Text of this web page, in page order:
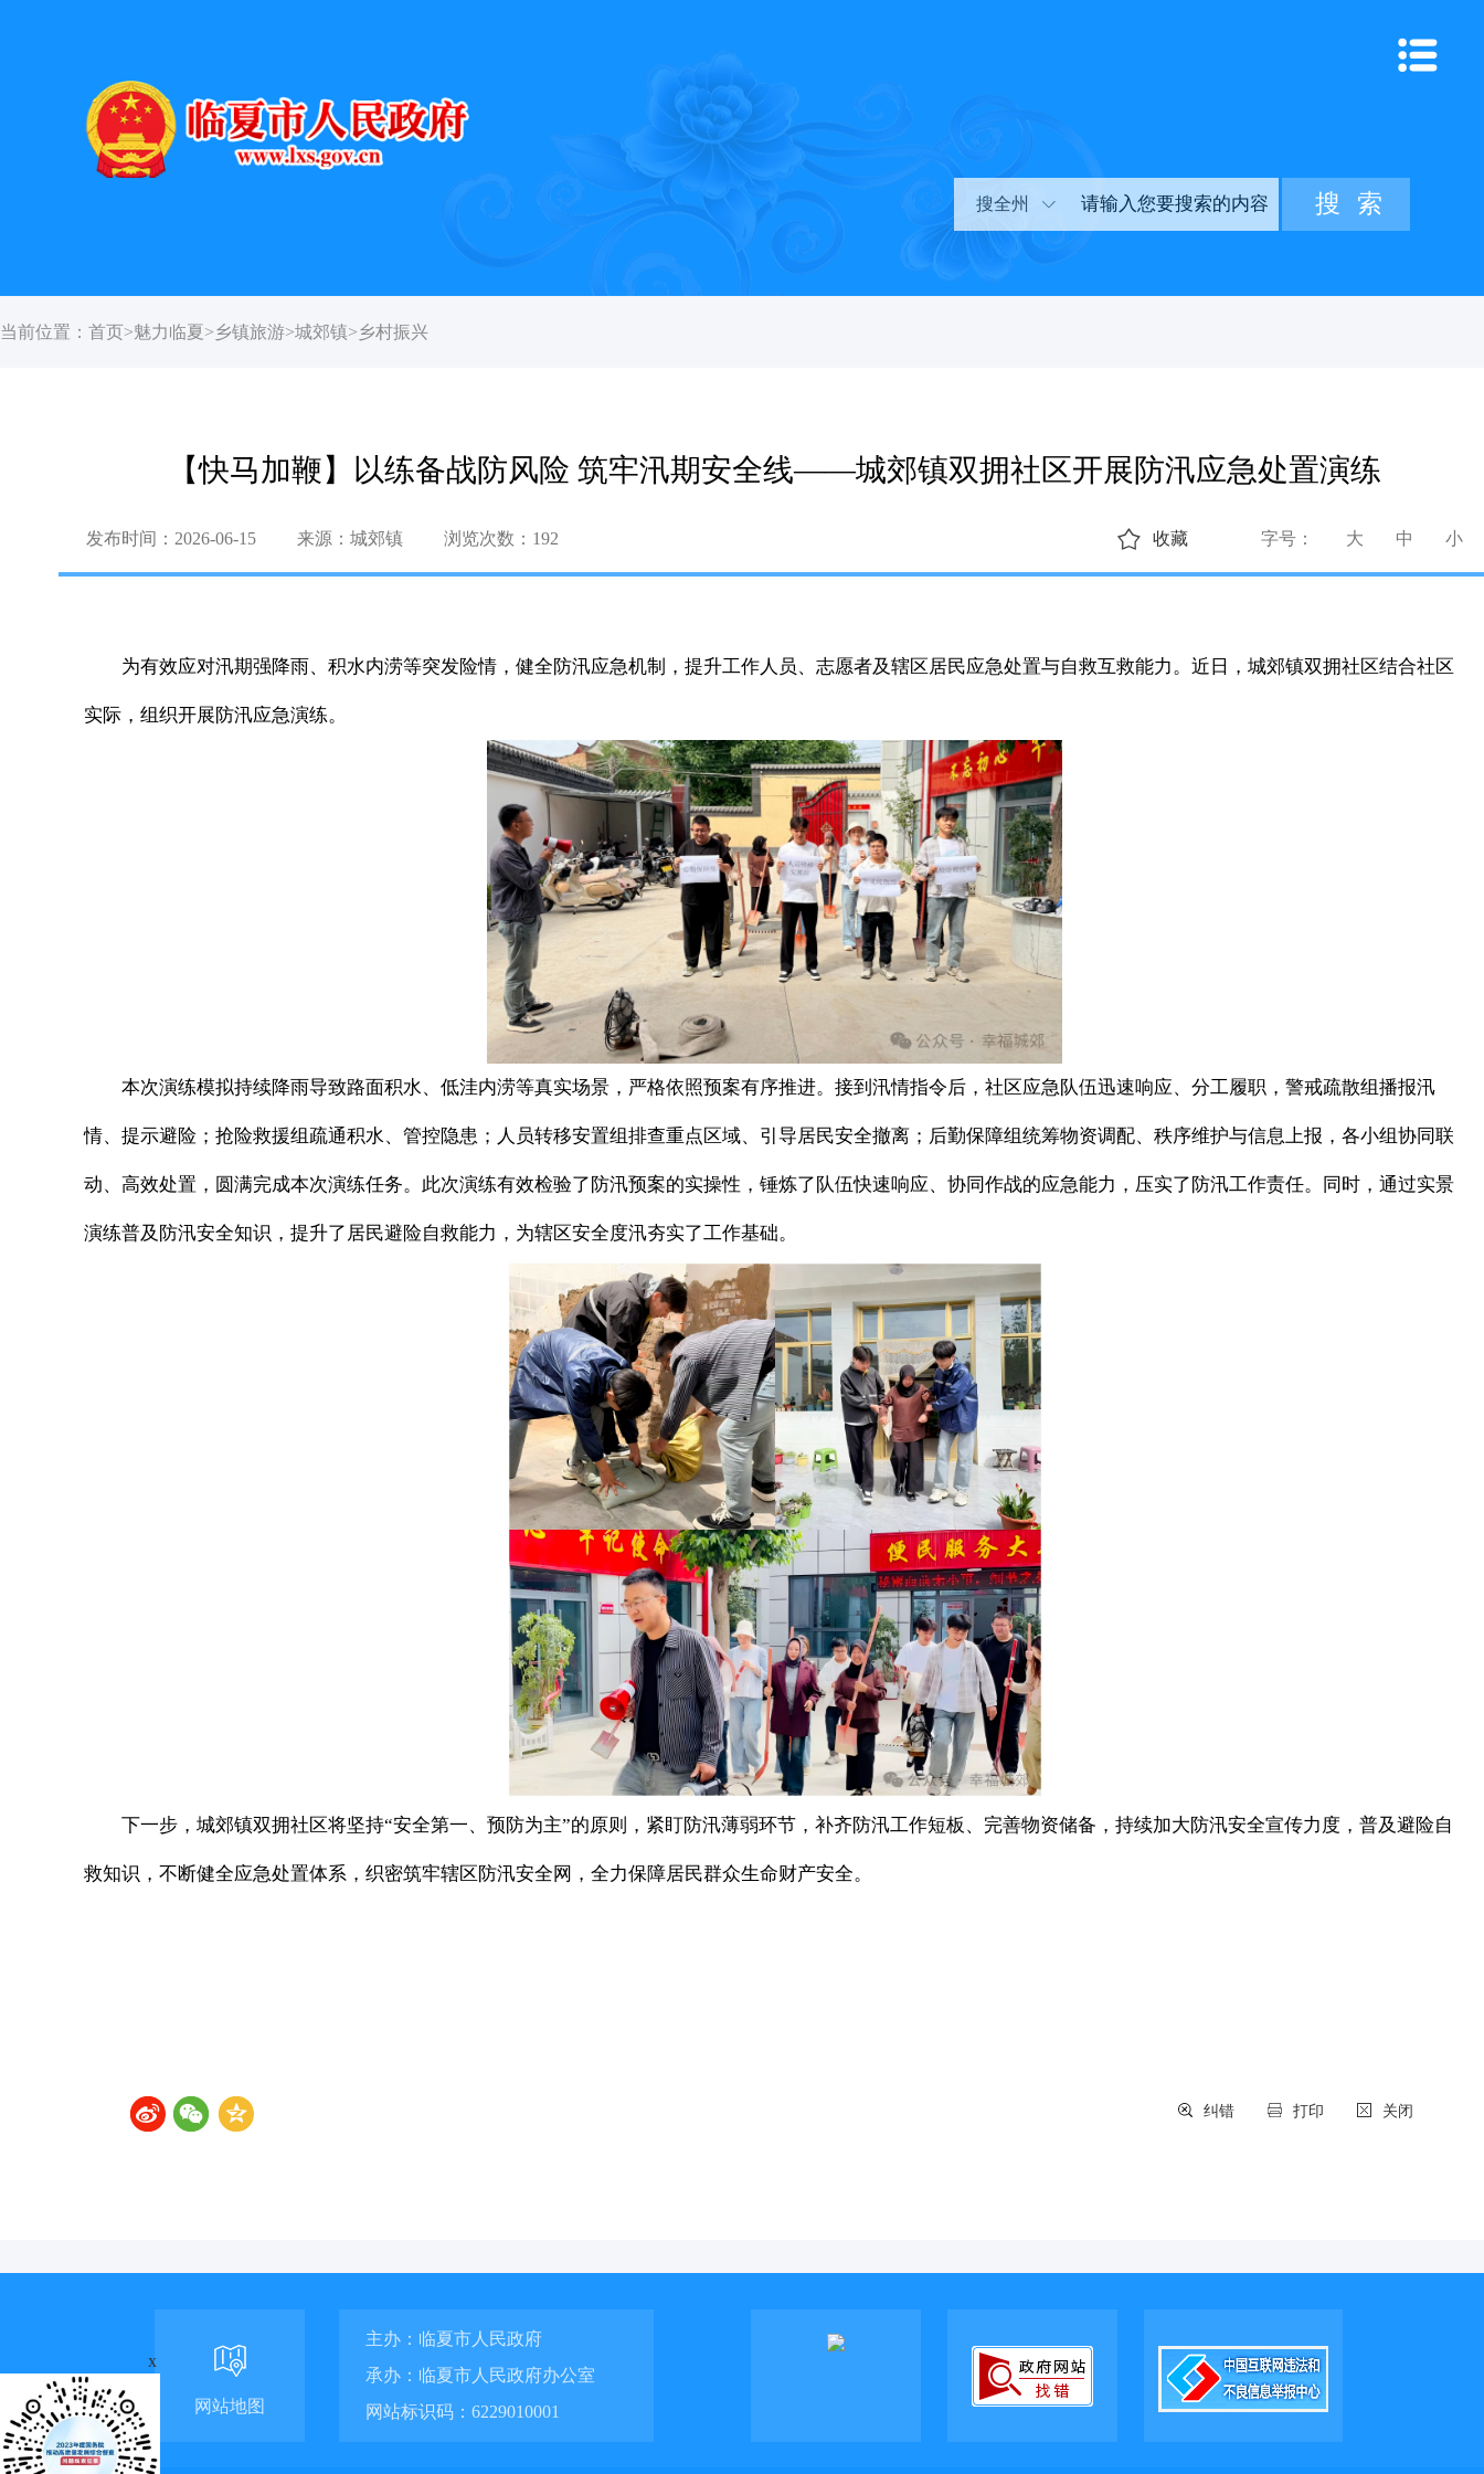
搜全州
当前位置： 首页>魅力临夏>乡镇旅游>城郊镇>乡村振兴
【快马加鞭】以练备战防风险 筑牢汛期安全线——城郊镇双拥社区开展防汛应急处置演练
发布时间：2026-06-15 来源：城郊镇 浏览次数： 192 字号： 大 中 小
收藏
为有效应对汛期强降雨、积水内涝等突发险情，健全防汛应急机制，提升工作人员、志愿者及辖区居民应急处置与自救互救能力。近日，城郊镇双拥社区结合社区
实际，组织开展防汛应急演练。
本次演练模拟持续降雨导致路面积水、低洼内涝等真实场景，严格依照预案有序推进。接到汛情指令后，社区应急队伍迅速响应、分工履职，警戒疏散组播报汛
情、提示避险；抢险救援组疏通积水、管控隐患；人员转移安置组排查重点区域、引导居民安全撤离；后勤保障组统筹物资调配、秩序维护与信息上报，各小组协同联
动、高效处置，圆满完成本次演练任务。此次演练有效检验了防汛预案的实操性，锤炼了队伍快速响应、协同作战的应急能力，压实了防汛工作责任。同时，通过实景
演练普及防汛安全知识，提升了居民避险自救能力，为辖区安全度汛夯实了工作基础。
下一步，城郊镇双拥社区将坚持“安全第一、预防为主”的原则，紧盯防汛薄弱环节，补齐防汛工作短板、完善物资储备，持续加大防汛安全宣传力度，普及避险自
救知识，不断健全应急处置体系，织密筑牢辖区防汛安全网，全力保障居民群众生命财产安全。
关闭
打印
纠错
网站地图
主办：临夏市人民政府
承办：临夏市人民政府办公室
网站标识码：6229010001
x